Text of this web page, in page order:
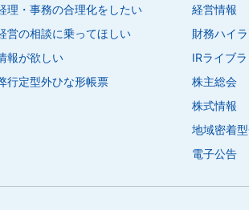
理・事務の合理化をしたい
営の相談に乗ってほしい
報が欲しい
行定型外ひな形帳票
経営情報
財務ハイ
IRライブ
株主総会
株式情報
地域密着
電子公告